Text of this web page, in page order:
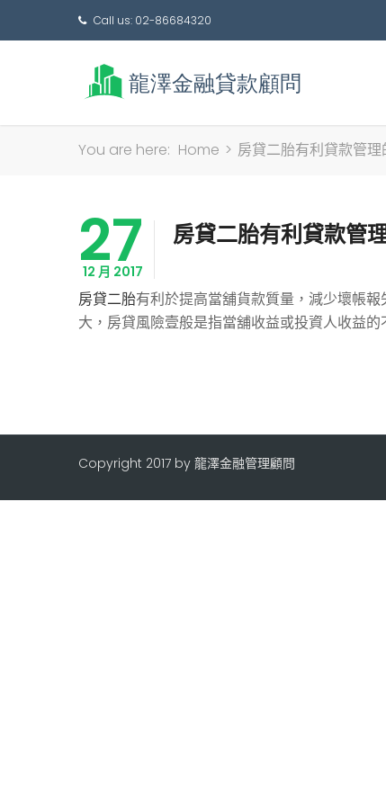
Call us: 02-86684320
You are here: Home > 房貸二胎有利貸款管
27
12 月 2017
房貸二胎有利貸款管
房貸二胎有利於提高當舖貨款質量，減少壞帳
大，房貸風險壹般是指當舖收益或投資人收益
Copyright 2017 by 龍澤金融管理顧問